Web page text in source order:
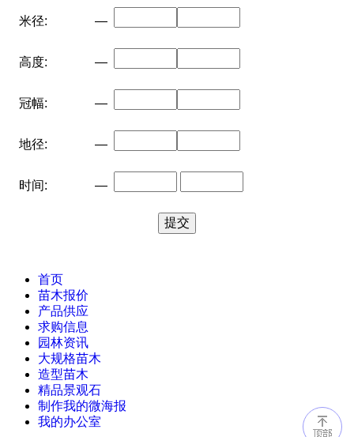
米径: —
高度: —
冠幅: —
地径: —
时间: —
首页
苗木报价
产品供应
求购信息
园林资讯
大规格苗木
造型苗木
精品景观石
制作我的微海报
我的办公室